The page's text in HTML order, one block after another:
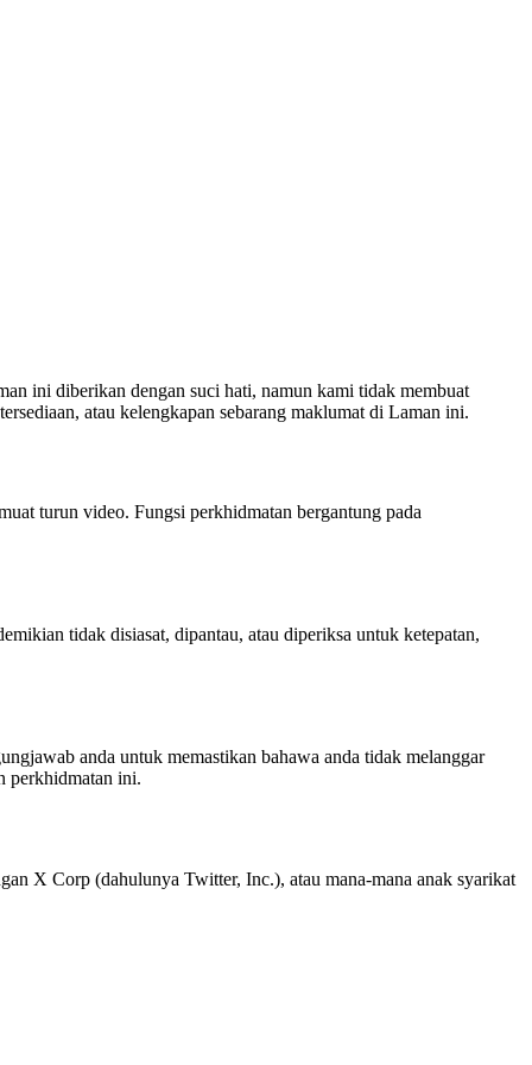
ini diberikan dengan suci hati, namun kami tidak membuat
atau kelengkapan sebarang maklumat di Laman ini.
turun video. Fungsi perkhidmatan bergantung pada
tidak disiasat, dipantau, atau diperiksa untuk ketepatan,
anda untuk memastikan bahawa anda tidak melanggar
perkhidmatan ini.
X Corp (dahulunya Twitter, Inc.), atau mana-mana anak syarikat